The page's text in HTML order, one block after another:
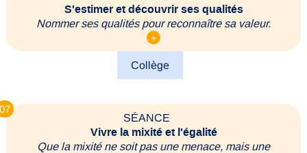
S'estimer et découvrir ses qualités
Nommer ses qualités pour reconnaître sa valeur.
+
Collège
SÉANCE
Vivre la mixité et l'égalité
Que la mixité ne soit pas une menace, mais une